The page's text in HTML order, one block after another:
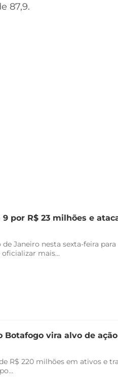
87,9.
por R$ 23 milhões e
Janeiro nesta sexta-feira
mais...
Botafogo vira alvo de
R$ 220 milhões em ativos e